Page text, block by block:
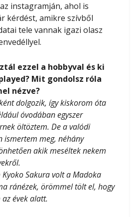
instagramján, ahol is
kérdést, amikre szívből
tele vannak igazi olasz
ezzel a hobbyval és ki
Mit gondolsz róla
nézve?
dolgozik, így kiskorom óta
óvodában egyszer
öltöztem. De a valódi
ismertem meg, néhány
akik meséltek nekem
Kyoko Sakura volt a Madoka
ránézek, örömmel tölt el, hogy
évek alatt.